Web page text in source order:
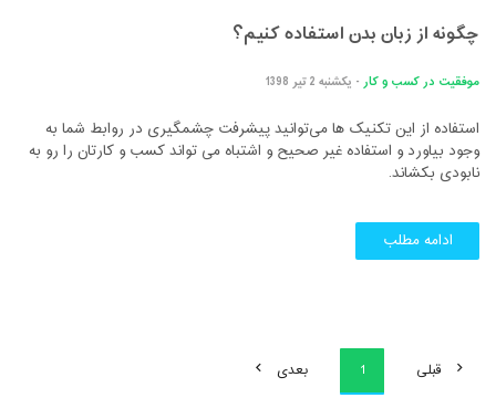
چگونه از زبان بدن استفاده کنیم؟
موفقیت در کسب و کار- یکشنبه 2 تیر 1398
استفاده از این تکنیک ها می‌توانید پیشرفت چشمگیری در روابط شما به
وجود بیاورد و استفاده غیر صحیح و اشتباه می تواند کسب و کارتان را رو به
نابودی بکشاند.
ادامه مطلب
قبلی 1 بعدی